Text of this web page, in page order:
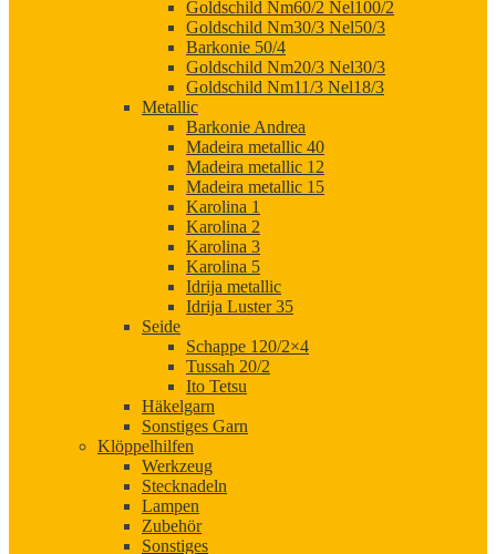
Goldschild Nm60/2 Nel100/2
Goldschild Nm30/3 Nel50/3
Barkonie 50/4
Goldschild Nm20/3 Nel30/3
Goldschild Nm11/3 Nel18/3
Metallic
Barkonie Andrea
Madeira metallic 40
Madeira metallic 12
Madeira metallic 15
Karolina 1
Karolina 2
Karolina 3
Karolina 5
Idrija metallic
Idrija Luster 35
Seide
Schappe 120/2×4
Tussah 20/2
Ito Tetsu
Häkelgarn
Sonstiges Garn
Klöppelhilfen
Werkzeug
Stecknadeln
Lampen
Zubehör
Sonstiges